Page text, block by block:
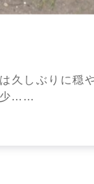
久しぶりに穏
少……